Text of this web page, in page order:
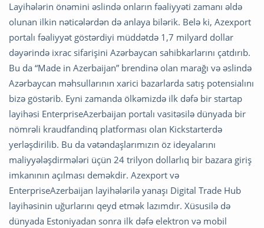
Layihələrin önəmini əslində onların fəaliyyəti zamanı əldə
olunan ilkin nəticələrdən də anlaya bilərik. Belə ki, Azexport
portalı fəaliyyət göstərdiyi müddətdə 1,7 milyard dollar
dəyərində ixrac sifarişini Azərbaycan sahibkarlarını çatdırıb.
Bu da “Made in Azerbaijan” brendinə olan marağı və əslində
Azərbaycan məhsullarının xarici bazarlarda satış potensialını
bizə göstərib. Eyni zamanda ölkəmizdə ilk dəfə bir startap
layihəsi EnterpriseAzerbaijan portalı vasitəsilə dünyada bir
nömrəli kraudfandinq platforması olan Kickstarterdə
yerləşdirilib. Bu da vətəndaşlarımızın öz ideyalarını
maliyyələşdirmələri üçün 24 trilyon dollarlıq bir bazara giriş
imkanının açılması deməkdir. Azexport və
EnterpriseAzerbaijan layihələrilə yanaşı Digital Trade Hub
layihəsinin uğurlarını qeyd etmək lazımdır. Xüsusilə də
dünyada Estoniyadan sonra ilk dəfə elektron və mobil